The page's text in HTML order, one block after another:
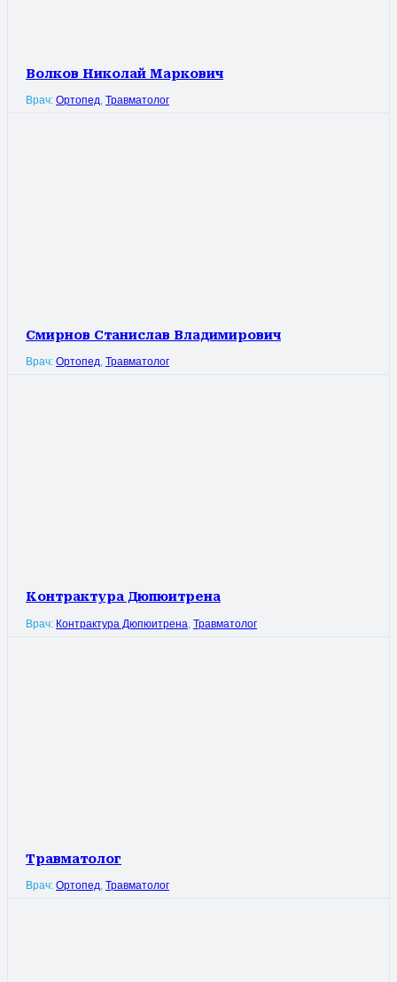
Волков Николай Маркович
Врач: Ортопед, Травматолог
Смирнов Станислав Владимирович
Врач: Ортопед, Травматолог
Контрактура Дюпюитрена
Врач: Контрактура Дюпюитрена Травматолог
Травматолог
Врач: Ортопед, Травматолог